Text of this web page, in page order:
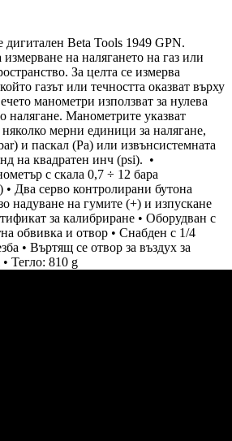
Beta Tools 1949 GPN.
на налягането на газ или
За целта се измерва
газът или течността оказват върху
манометри използват за нулева
налягане. Манометрите указват
мерни единици за налягане,
и паскал (Pa) или извънсистемната
на квадратен инч (psi). •
с скала 0,7 ÷ 12 бара
• Два серво контролирани бутона
надуване на гумите (+) и изпускане
за калибриране • Оборудван с
обвивка и отвор • Снабден с 1/4
• Въртящ се отвор за въздух за
Тегло: 810 g